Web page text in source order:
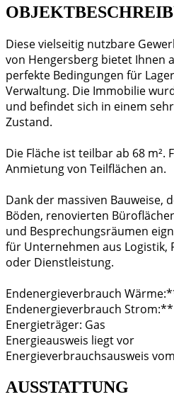
Diese vielseitig nutzbare
von Hengersberg bietet Ihnen
perfekte Bedingungen für
Verwaltung. Die Immobilie
und befindet sich in einem
Zustand.
Die Fläche ist teilbar ab 68 m².
Anmietung von Teilflächen an.
Dank der massiven Bauweise,
Böden, renovierten
und Besprechungsräumen
für Unternehmen aus Logistik,
oder Dienstleistung.
Endenergieverbrauch
Endenergieverbrauch Strom:**
Energieträger: Gas
Energieausweis liegt vor
Energieverbrauchsausweis
AUSSTATTUNG